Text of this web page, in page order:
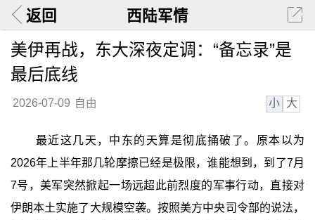
返回 西陆军情
美伊再战，东大深夜定调：“备忘录”是
最后底线
2026-07-09 自由 小 大
最近这几天，中东的天算是彻底捅破了。原本以为
2026年上半年那几轮摩擦已经是极限，谁能想到，到了7月
7号，美军突然掀起一场远超此前烈度的军事行动，直接对
伊朗本土实施了大规模空袭。按照美方中央司令部的说法，